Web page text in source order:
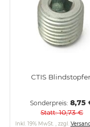
CTIS
Sonderpreis 8,75
Statt 10,73 €
Inkl. 19% MwSt. , zzgl.